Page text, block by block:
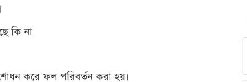
কি না
করে ফল পরিবর্তন করা হয়।